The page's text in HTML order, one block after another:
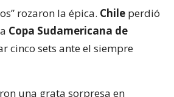
rozaron la épica. Chile perdió
Copa Sudamericana de
cinco sets ante el siempre
una grata sorpresa en